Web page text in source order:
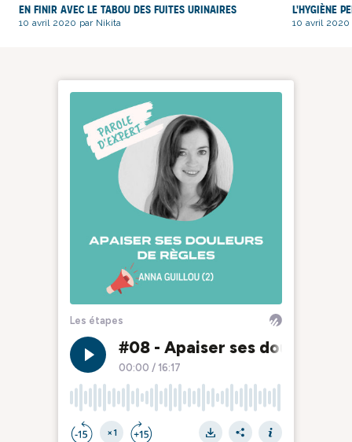
En finir avec le tabou des fuites urinaires
10 avril 2020 par Nikita
L'hygiène
10 avril